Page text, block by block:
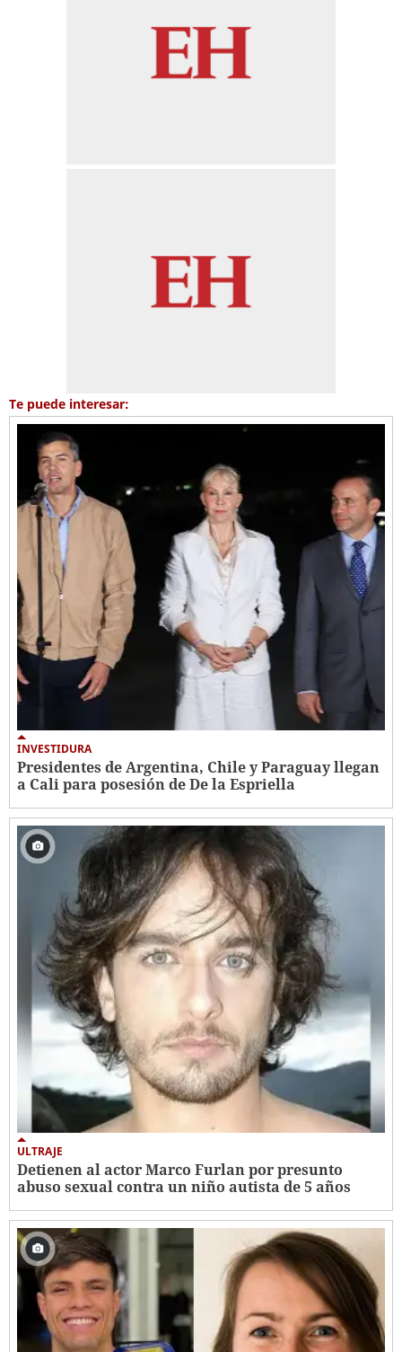
Te puede interesar:
INVESTIDURA
Presidentes de Argentina, Chile y Paraguay llegan
a Cali para posesión de De la Espriella
ULTRAJE
Detienen al actor Marco Furlan por presunto
abuso sexual contra un niño autista de 5 años